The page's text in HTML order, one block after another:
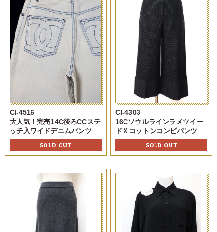
CI-4516
大人気！完売14C後ろCCステ
ッチ入ワイドデニムパンツ
SOLD OUT
CI-4303
16Cソウルラインラメツイー
ドＸコットンコンビパンツ
SOLD OUT